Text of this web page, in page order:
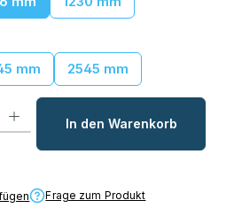
mm 2545 mm
gewünschten Wert ein oder benutze die
In den Warenkorb
Frage zum Produkt